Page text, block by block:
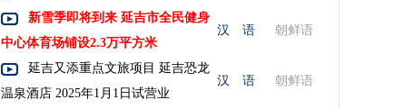
新雪季即将到来 延吉市全民健身
中心体育场铺设2.3万平方米
汉 语 朝鲜语
延吉又添重点文旅项目 延吉恐龙
温泉酒店 2025年1月1日试营业
汉 语 朝鲜语